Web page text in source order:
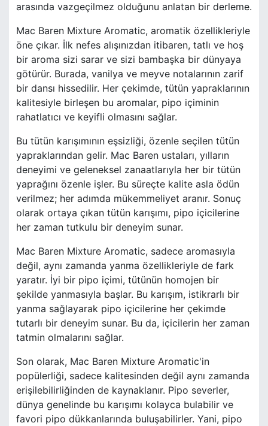
arasında vazgeçilmez olduğunu anlatan bir derleme.
Mac Baren Mixture Aromatic, aromatik özellikleriyle
öne çıkar. İlk nefes alışınızdan itibaren, tatlı ve hoş
bir aroma sizi sarar ve sizi bambaşka bir dünyaya
götürür. Burada, vanilya ve meyve notalarının zarif
bir dansı hissedilir. Her çekimde, tütün yapraklarının
kalitesiyle birleşen bu aromalar, pipo içiminin
rahatlatıcı ve keyifli olmasını sağlar.
Bu tütün karışımının eşsizliği, özenle seçilen tütün
yapraklarından gelir. Mac Baren ustaları, yılların
deneyimi ve geleneksel zanaatlarıyla her bir tütün
yaprağını özenle işler. Bu süreçte kalite asla ödün
verilmez; her adımda mükemmeliyet aranır. Sonuç
olarak ortaya çıkan tütün karışımı, pipo içicilerine
her zaman tutkulu bir deneyim sunar.
Mac Baren Mixture Aromatic, sadece aromasıyla
değil, aynı zamanda yanma özellikleriyle de fark
yaratır. İyi bir pipo içimi, tütünün homojen bir
şekilde yanmasıyla başlar. Bu karışım, istikrarlı bir
yanma sağlayarak pipo içicilerine her çekimde
tutarlı bir deneyim sunar. Bu da, içicilerin her zaman
tatmin olmalarını sağlar.
Son olarak, Mac Baren Mixture Aromatic'in
popülerliği, sadece kalitesinden değil aynı zamanda
erişilebilirliğinden de kaynaklanır. Pipo severler,
dünya genelinde bu karışımı kolayca bulabilir ve
favori pipo dükkanlarında buluşabilirler. Yani, pipo